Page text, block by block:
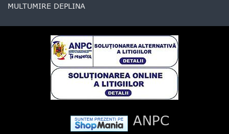
MULTUMIRE DEPLINA
ANPC